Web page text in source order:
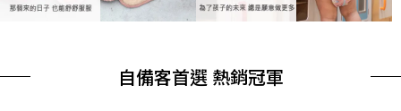
自備客首選 熱銷冠軍